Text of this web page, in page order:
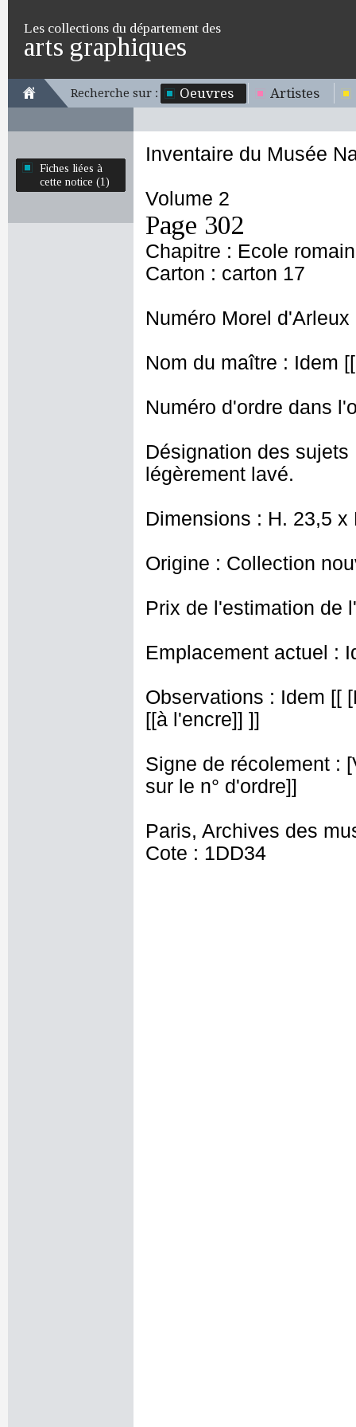
Les collections du département des
arts graphiques
Recherche sur : Oeuvres Artistes
Fiches liées à
cette notice (1)
Inventaire du Musée
Volume 2
Page 302
Chapitre : Ecole
Carton : carton 17
Numéro Morel d'Arleux
Nom du maître : Idem
Numéro d'ordre dans
Désignation des
légèrement lavé.
Dimensions : H. 23,5 x
Origine : Collection
Prix de l'estimation de
Emplacement actuel :
Observations : Idem [[
[[à l'encre]] ]]
Signe de récolement :
sur le n° d'ordre]]
Paris, Archives des
Cote : 1DD34